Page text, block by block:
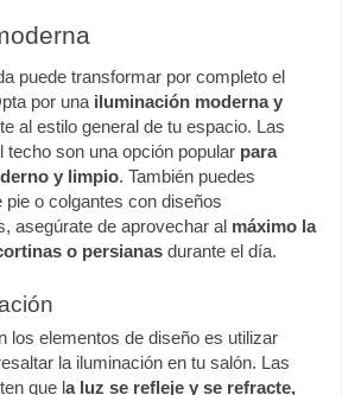
puede transformar por completo el
por una iluminación moderna y
al estilo general de tu espacio. Las
techo son una opción popular para
y limpio. También puedes
o colgantes con diseños
asegúrate de aprovechar al máximo la
o persianas durante el día.
los elementos de diseño es utilizar
la iluminación en tu salón. Las
que l a luz se refleje y se refracte,